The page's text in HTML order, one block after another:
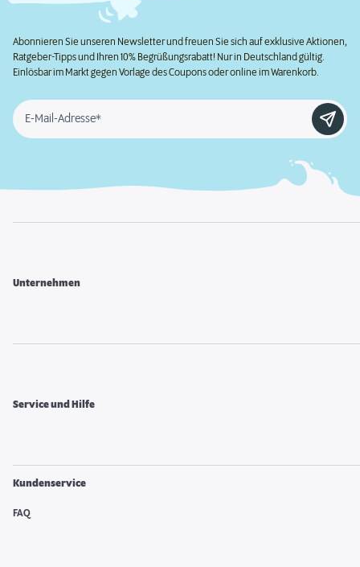
Abonnieren Sie unseren Newsletter und freuen Sie sich auf exklusive Aktionen,
Ratgeber-Tipps und Ihren 10% Begrüßungsrabatt! Nur in Deutschland gültig.
Einlösbar im Markt gegen Vorlage des Coupons oder online im Warenkorb.
E-Mail-Adresse*
Unternehmen
Service und Hilfe
Kundenservice
FAQ